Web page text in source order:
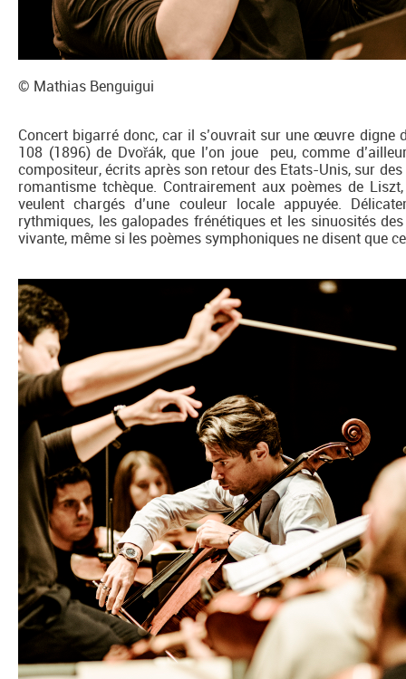
© Mathias Benguigui
Concert bigarré donc, car il s’ouvrait sur une œuvre digne
108 (1896) de Dvořák, que l’on joue peu, comme
compositeur, écrits après son retour des Etats-Unis, sur
romantisme tchèque. Contrairement aux poèmes de
veulent chargés d’une couleur locale appuyée.
rythmiques, les galopades frénétiques et les sinuosités
vivante, même si les poèmes symphoniques ne disent que